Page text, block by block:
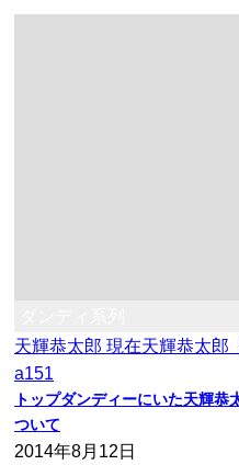
天輝恭太郎 現在天輝恭太郎
a151
トップダンディーにいた天輝
ついて
2014年8月12日